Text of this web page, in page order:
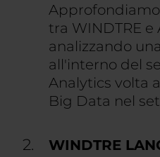
tra WINDTRE e
analizzando
all'interno del
Analytics volta
Big Data nel
WINDTRE